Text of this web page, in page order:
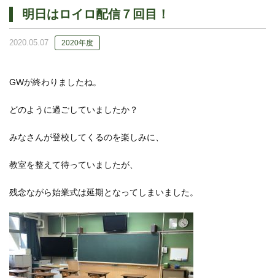
明日はロイロ配信７回目！
2020.05.07 2020年度
GWが終わりましたね。
どのように過ごしていましたか？
みなさんが登校してくるのを楽しみに、
教室を整えて待っていましたが、
残念ながら始業式は延期となってしまいました。